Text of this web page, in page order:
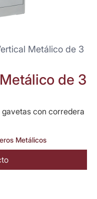
Metálico de 3
de 3
con corredera
Metálicos